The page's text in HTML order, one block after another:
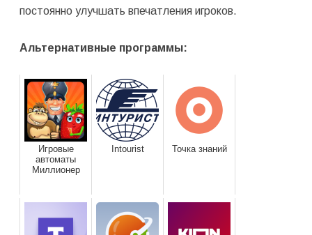
постоянно улучшать впечатления игроков.
Альтернативные программы:
Игровые
автоматы
Миллионер
Intourist Точка знаний